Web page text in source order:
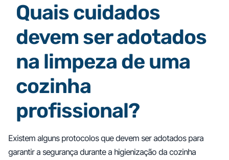
Quais cuidados
devem ser adotados
na limpeza de uma
cozinha
profissional?
Existem alguns protocolos que devem ser adotados para
garantir a segurança durante a higienização da cozinha